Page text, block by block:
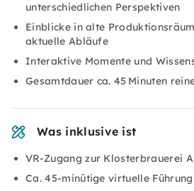
unterschiedlichen Perspektiven
Einblicke in alte
aktuelle Abläufe
Interaktive Momente und
Gesamtdauer ca. 45 Minuten
Was inklusive ist
VR-Zugang zur Klosterbrauerei
Ca. 45-minütige virtuelle Führung